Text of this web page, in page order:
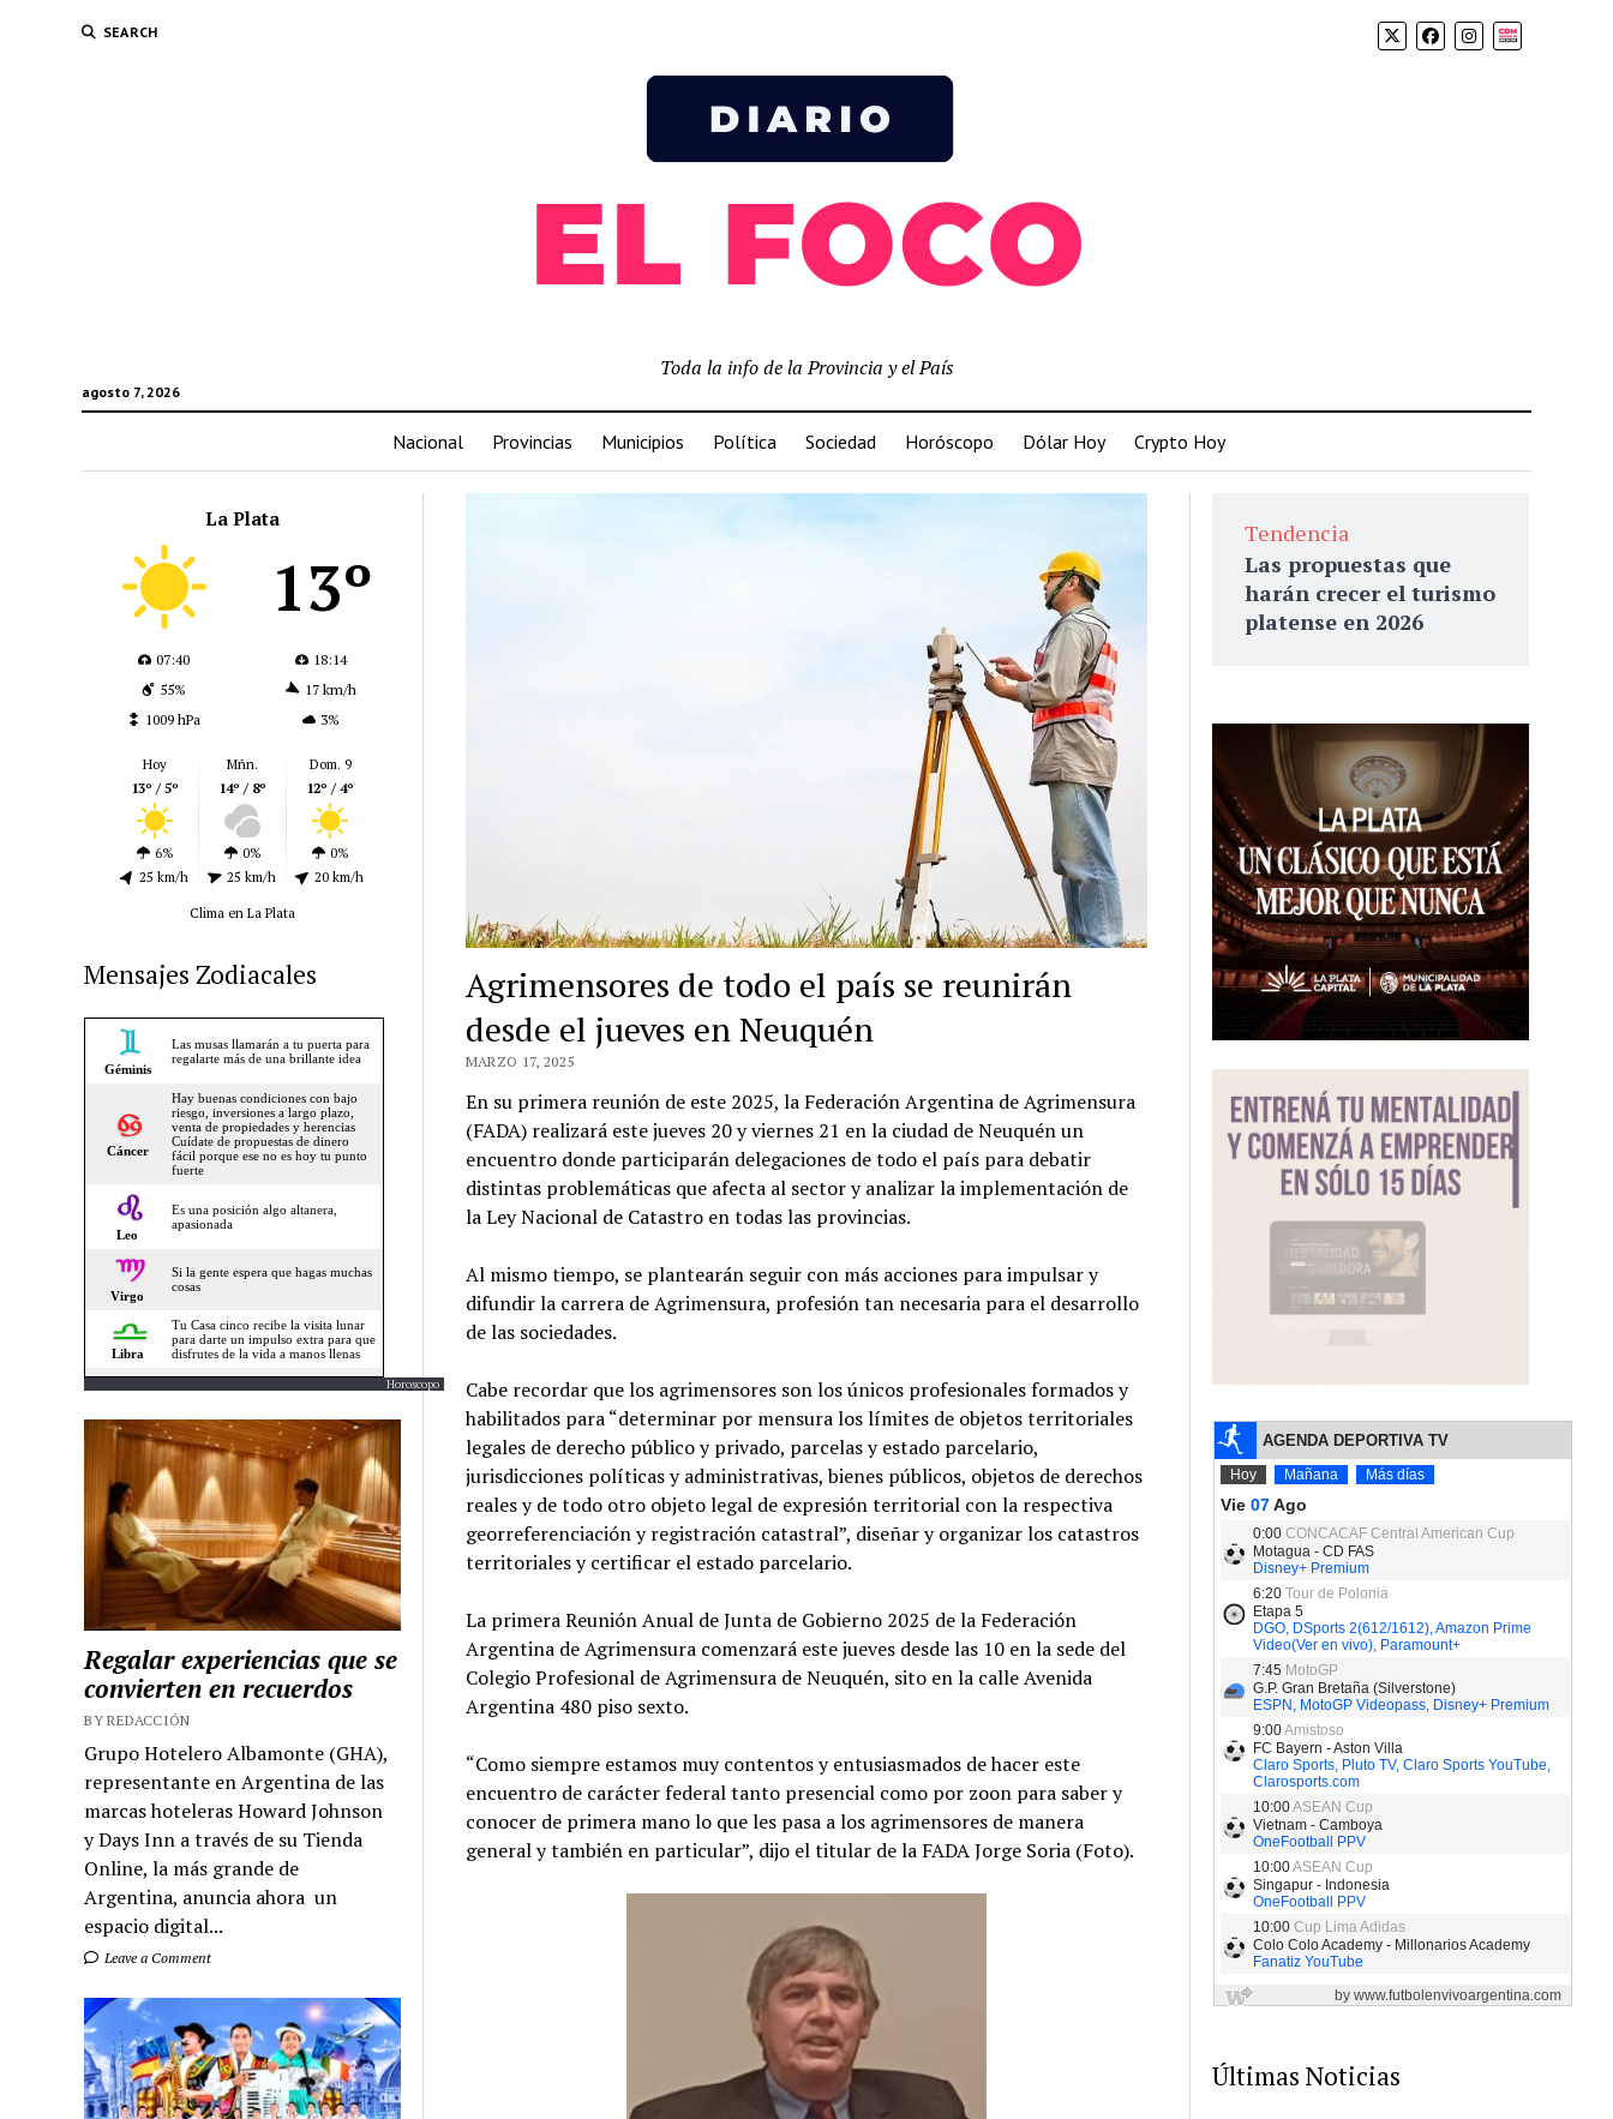
SEARCH Biolink
agosto 7, 2026
Toda la info de la Provincia y el País
Nacional Provincias Municipios Política Sociedad Horóscopo Dólar Hoy Crypto Hoy
La Plata
13º
07:40
18:14
55%
17 km/h
1009 hPa
3%
Hoy
13º / 5º
6%
25 km/h
Mñn.
14º / 8º
0%
25 km/h
Dom. 9
12º / 4º
0%
20 km/h
Clima en La Plata
Mensajes Zodiacales
Horoscopo
Regalar experiencias que se
convierten en recuerdos
BY REDACCIÓN
Grupo Hotelero Albamonte (GHA),
representante en Argentina de las
marcas hoteleras Howard Johnson
y Days Inn a través de su Tienda
Online, la más grande de
Argentina, anuncia ahora un
espacio digital...
Leave a Comment
Agrimensores de todo el país se reunirán
desde el jueves en Neuquén
MARZO 17, 2025
En su primera reunión de este 2025, la Federación Argentina de Agrimensura
(FADA) realizará este jueves 20 y viernes 21 en la ciudad de Neuquén un
encuentro donde participarán delegaciones de todo el país para debatir
distintas problemáticas que afecta al sector y analizar la implementación de
la Ley Nacional de Catastro en todas las provincias.
Al mismo tiempo, se plantearán seguir con más acciones para impulsar y
difundir la carrera de Agrimensura, profesión tan necesaria para el desarrollo
de las sociedades.
Cabe recordar que los agrimensores son los únicos profesionales formados y
habilitados para “determinar por mensura los límites de objetos territoriales
legales de derecho público y privado, parcelas y estado parcelario,
jurisdicciones políticas y administrativas, bienes públicos, objetos de derechos
reales y de todo otro objeto legal de expresión territorial con la respectiva
georreferenciación y registración catastral”, diseñar y organizar los catastros
territoriales y certificar el estado parcelario.
La primera Reunión Anual de Junta de Gobierno 2025 de la Federación
Argentina de Agrimensura comenzará este jueves desde las 10 en la sede del
Colegio Profesional de Agrimensura de Neuquén, sito en la calle Avenida
Argentina 480 piso sexto.
“Como siempre estamos muy contentos y entusiasmados de hacer este
encuentro de carácter federal tanto presencial como por zoon para saber y
conocer de primera mano lo que les pasa a los agrimensores de manera
general y también en particular”, dijo el titular de la FADA Jorge Soria (Foto).
Tendencia
Las propuestas que
harán crecer el turismo
platense en 2026
Últimas Noticias